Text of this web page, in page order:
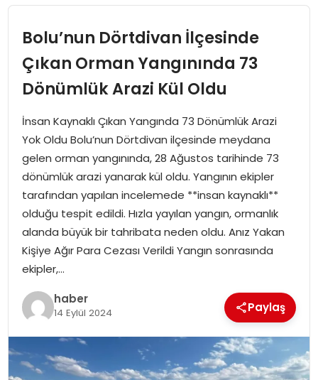
EĞITIM
SPOR
EKONOMI
MAGAZIN
DÜNYA
OTOMOBIL
Bolu’nun Dörtdivan İlçesinde
Çıkan Orman Yangınında 73
Dönümlük Arazi Kül Oldu
İnsan Kaynaklı Çıkan Yangında 73 Dönümlük Arazi
Yok Oldu Bolu’nun Dörtdivan ilçesinde meydana
gelen orman yangınında, 28 Ağustos tarihinde 73
dönümlük arazi yanarak kül oldu. Yangının ekipler
tarafından yapılan incelemede **insan kaynaklı**
olduğu tespit edildi. Hızla yayılan yangın, ormanlık
alanda büyük bir tahribata neden oldu. Anız Yakan
Kişiye Ağır Para Cezası Verildi Yangın sonrasında
ekipler,…
haber
14 Eylül 2024 Paylaş